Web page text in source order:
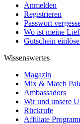
Anmelden
Registrieren
Passwort
Wo ist meine
Gutschein
Wissenswertes
Magazin
Mix & Match
Ambassadors
Wir und unsere
Rückrufe
Affiliate